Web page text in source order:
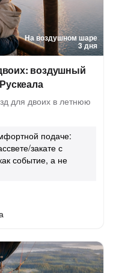
На воздушном шаре
3 дня
воздушный
для двоих в летнюю
подаче:
закате с
событие, а не